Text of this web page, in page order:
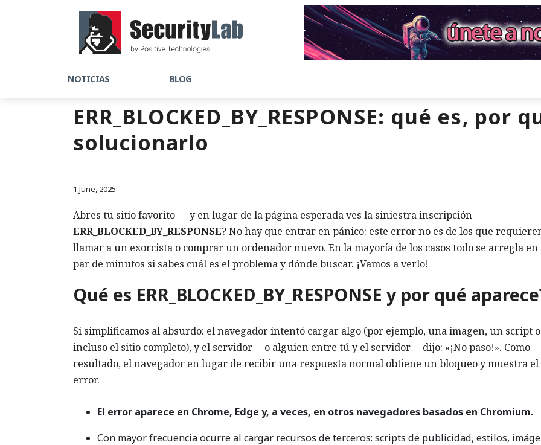
NOTICIAS BLOG
ERR_BLOCKED_BY_RESPONSE: qué es, por
solucionarlo
1 June, 2025
Abres tu sitio favorito — y en lugar de la página esperada ves la siniestra inscripción
ERR_BLOCKED_BY_RESPONSE? No hay que entrar en pánico: este error no es de los que
llamar a un exorcista o comprar un ordenador nuevo. En la mayoría de los casos todo se arregla
par de minutos si sabes cuál es el problema y dónde buscar. ¡Vamos a verlo!
Qué es ERR_BLOCKED_BY_RESPONSE y por qué
Si simplificamos al absurdo: el navegador intentó cargar algo (por ejemplo, una imagen, un script o
incluso el sitio completo), y el servidor —o alguien entre tú y el servidor— dijo: «¡No paso!». Como
resultado, el navegador en lugar de recibir una respuesta normal obtiene un bloqueo y muestra el
error.
El error aparece en Chrome, Edge y, a veces, en otros navegadores basados en Chromium.
Con mayor frecuencia ocurre al cargar recursos de terceros: scripts de publicidad, estilos,